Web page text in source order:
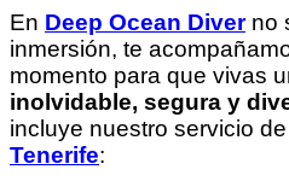
En Deep Ocean Diverno
inmersión, te
momento para que vivas
inolvidable, segura y
incluye nuestro servicio de
Tenerife: